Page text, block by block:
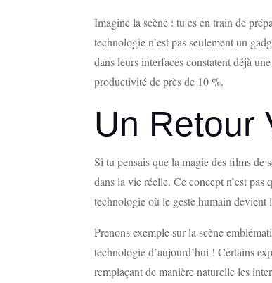
Imagine la scène : tu es en train de
technologie n’est pas seulement un
dans leurs interfaces constatent déjà
productivité de près de 10 %.
Un Retour
Si tu pensais que la magie des films de
dans la vie réelle. Ce concept n’est
technologie où le geste humain devient
Prenons exemple sur la scène
technologie d’aujourd’hui ! Certains
remplaçant de manière naturelle les